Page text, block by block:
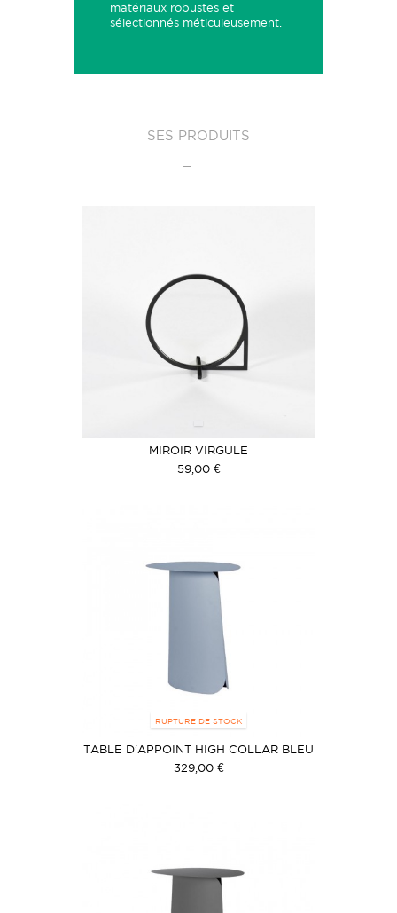
matériaux robustes et
sélectionnés méticuleusement.
SES PRODUITS
MIROIR VIRGULE
59,00 €
RUPTURE DE STOCK
TABLE D'APPOINT HIGH COLLAR BLEU
329,00 €